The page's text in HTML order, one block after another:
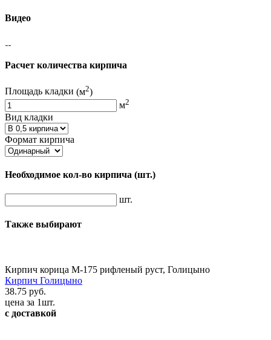
Видео
Расчет количества кирпича
Площадь кладки (м2)
м2
Вид кладки
Формат кирпича
Необходимое кол-во кирпича (шт.)
шт.
Также выбирают
Кирпич корица М-175 рифленый руст, Голицыно
Кирпич Голицыно
38.75 руб.
цена за 1шт.
с доставкой